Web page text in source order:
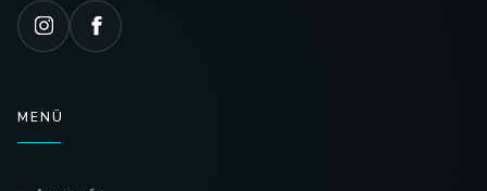
MENÜ